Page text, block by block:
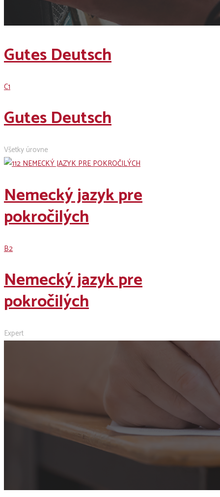
Gutes Deutsch
C1
Gutes Deutsch
Všetky úrovne
Nemecký jazyk pre
pokročilých
B2
Nemecký jazyk pre
pokročilých
Expert